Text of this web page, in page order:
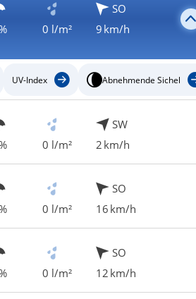
0 l/m²
SO
9 km/h
UV-Index Abnehmende Sichel
0 l/m²
SW
2 km/h
0 l/m²
SO
16 km/h
0 l/m²
SO
12 km/h